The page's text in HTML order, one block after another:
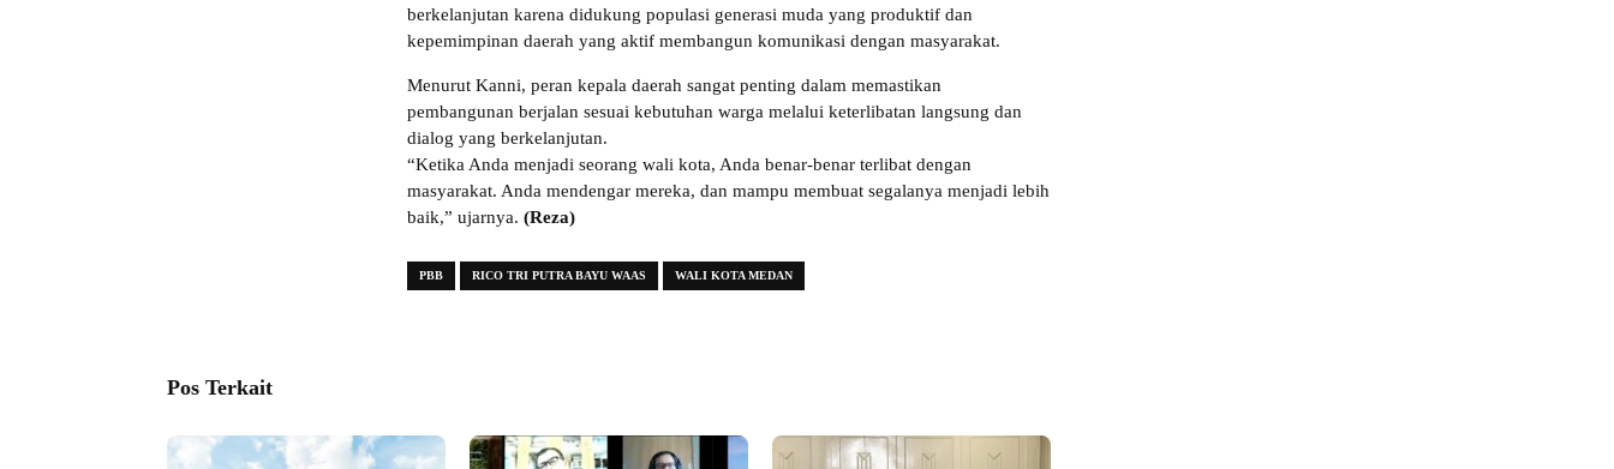
berkelanjutan karena didukung populasi generasi muda yang produktif dan
kepemimpinan daerah yang aktif membangun komunikasi dengan masyarakat.
Menurut Kanni, peran kepala daerah sangat penting dalam memastikan
pembangunan berjalan sesuai kebutuhan warga melalui keterlibatan langsung dan
dialog yang berkelanjutan.
“Ketika Anda menjadi seorang wali kota, Anda benar-benar terlibat dengan
masyarakat. Anda mendengar mereka, dan mampu membuat segalanya menjadi lebih
baik,” ujarnya. (Reza)
PBB RICO TRI PUTRA BAYU WAAS WALI KOTA MEDAN
Pos Terkait